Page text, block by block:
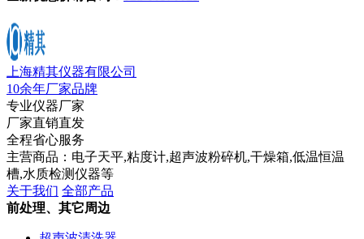
上海精其仪器有限公司
10余年厂家品牌
专业仪器厂家
厂家直销直发
全程省心服务
主营商品：电子天平,粘度计,超声波粉碎机,干燥箱,低温恒温
槽,水质检测仪器等
关于我们 全部产品
前处理、其它周边